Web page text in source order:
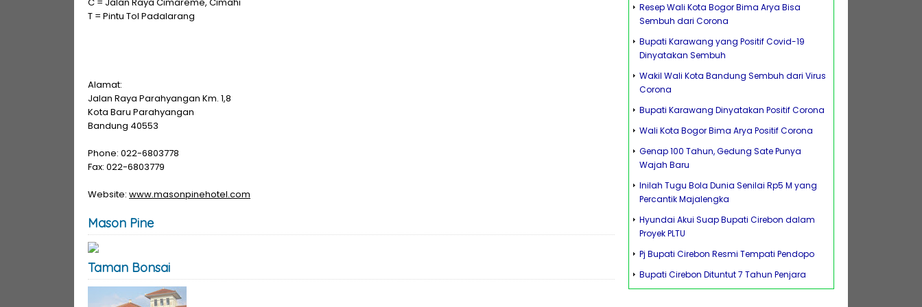
T = Pintu Tol Padalarang
Alamat:
Jalan Raya Parahyangan Km. 1,8
Kota Baru Parahyangan
Bandung 40553
Phone: 022-6803778
Fax: 022-6803779
Website: www.masonpinehotel.com
Mason Pine
Taman Bonsai
Resep Wali Kota Bogor Bima Arya Bisa
Sembuh dari Corona
Bupati Karawang yang Positif Covid-19
Dinyatakan Sembuh
Wakil Wali Kota Bandung Sembuh dari Virus
Corona
Bupati Karawang Dinyatakan Positif Corona
Wali Kota Bogor Bima Arya Positif Corona
Genap 100 Tahun, Gedung Sate Punya
Wajah Baru
Inilah Tugu Bola Dunia Senilai Rp5 M yang
Percantik Majalengka
Hyundai Akui Suap Bupati Cirebon dalam
Proyek PLTU
Pj Bupati Cirebon Resmi Tempati Pendopo
Bupati Cirebon Dituntut 7 Tahun Penjara